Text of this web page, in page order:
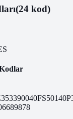
(24 kod)
390040FS50140
89878